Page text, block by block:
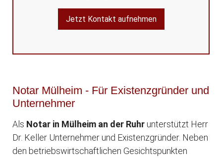
Jetzt Kontakt aufnehmen
Notar Mülheim - Für Existenzgründer und
Unternehmer
Als Notar in Mülheim an der Ruhrunterstützt Herr
Dr. Keller Unternehmer und Existenzgründer. Neben
den betriebswirtschaftlichen Gesichtspunkten